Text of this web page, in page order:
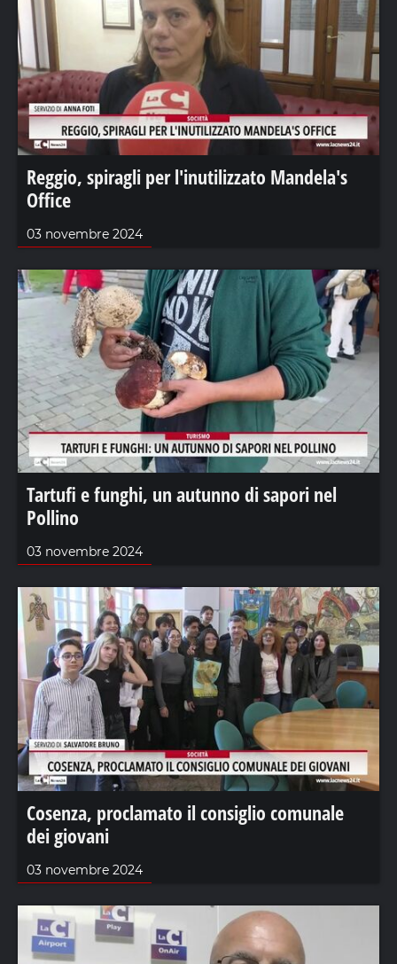
Reggio, spiragli per l'inutilizzato Mandela's
Office
03 novembre 2024
Tartufi e funghi, un autunno di sapori nel
Pollino
03 novembre 2024
Cosenza, proclamato il consiglio comunale
dei giovani
03 novembre 2024